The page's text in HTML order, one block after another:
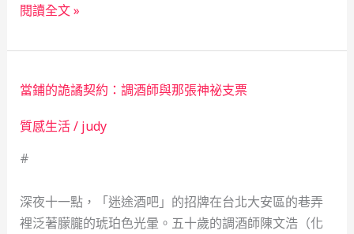
財
轉
與
秘
密
揭
報
阿
的
資
金
週
冒
險：
閱讀全文 »
當鋪的詭譎契約：調酒師與那張神祕支票
質感生活/ judy
#
深夜十一點，「迷途酒吧」的招牌在台北大安區的巷弄
裡泛著朦朧的琥珀色光暈。五十歲的調酒師陳文浩（化